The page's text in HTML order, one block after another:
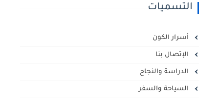
التسميات
أسرار الكون
الإتصال بنا
الدراسة والنجاح
السياحة والسفر